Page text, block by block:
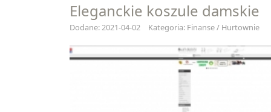
Eleganckie koszule damskie
Dodane: 2021-04-02 Kategoria: Finanse / Hurtownie